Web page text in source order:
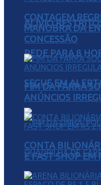
ALÍVIO
REDE PARA 8
SEGUE EM
CONTAGEM
MANOBRA DA
CONCESSÃO
FIM DA FARRA
ANÚNCIOS
CONTA
E FAST SHOP EM